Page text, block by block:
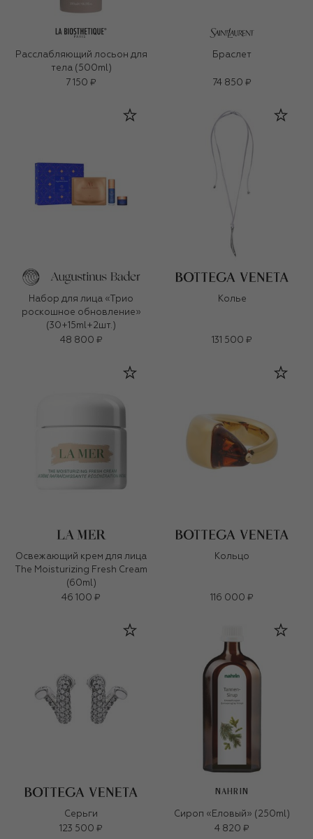
Расслабляющий лосьон для
тела (500ml)
7 150 ₽
Браслет
74 850 ₽
Набор для лица «Трио
роскошное обновление»
(30+15ml+2шт.)
48 800 ₽
Колье
131 500 ₽
Освежающий крем для лица
The Moisturizing Fresh Cream
(60ml)
46 100 ₽
Кольцо
116 000 ₽
Серьги
123 500 ₽
NAHRIN
Сироп «Еловый» (250ml)
4 820 ₽